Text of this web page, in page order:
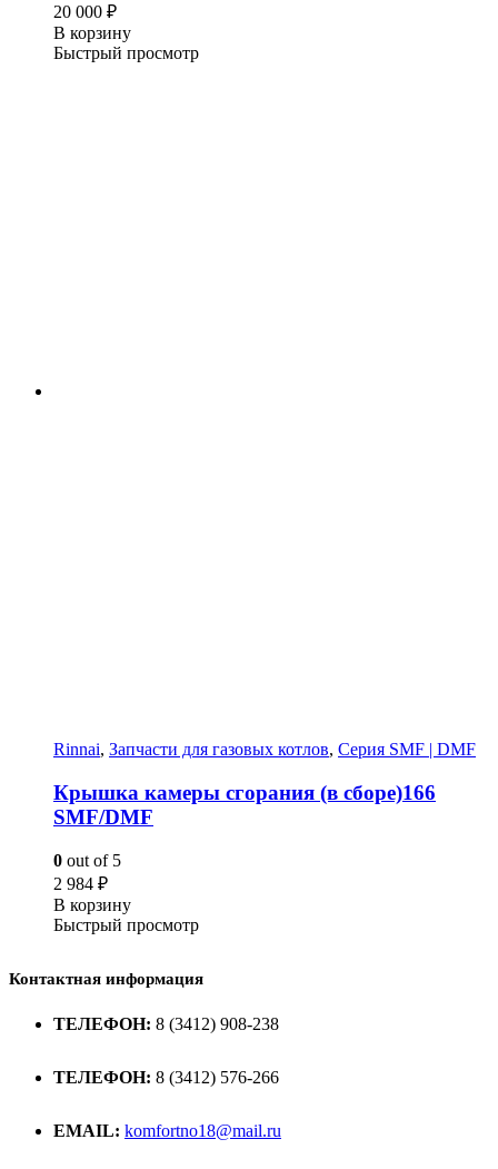
20 000 ₽
В корзину
Быстрый просмотр
Rinnai, Запчасти для газовых котлов, Серия SMF | DMF
Крышка камеры сгорания (в сборе)166
SMF/DMF
0 out of 5
2 984 ₽
В корзину
Быстрый просмотр
Контактная информация
ТЕЛЕФОН: 8 (3412) 908-238
ТЕЛЕФОН: 8 (3412) 576-266
EMAIL: komfortno18@mail.ru